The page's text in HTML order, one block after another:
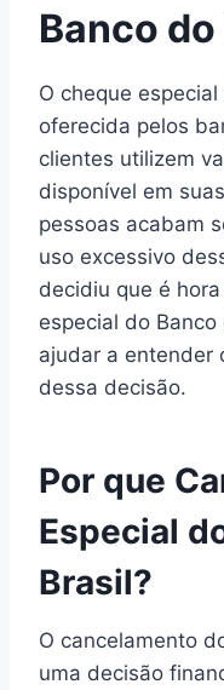
Banco
O cheque
oferecida pelos
clientes utilizem
disponível em
pessoas acabam
uso excessivo
decidiu que é
especial do
ajudar a entender
dessa decisão.
Por que
Especial
Brasil?
O cancelamento
uma decisão